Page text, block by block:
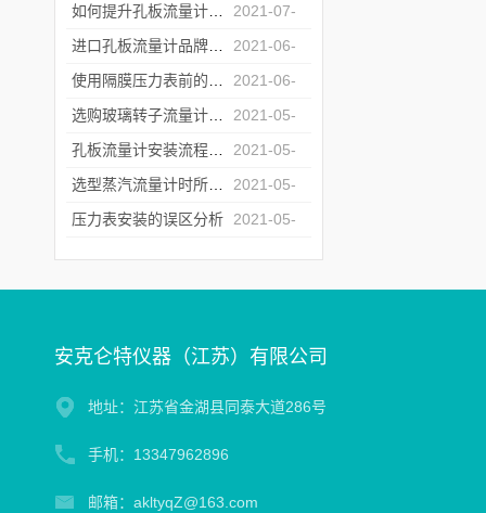
23
2021-07-
06
2021-06-
17
2021-06-
04
2021-05-
26
2021-05-
17
2021-05-
12
压力表安装的误区分析
2021-05-
安克仑特仪器（江苏）有限公司
地址：江苏省金湖县同泰大道286号
手机：13347962896
邮箱：akltyqZ@163.com